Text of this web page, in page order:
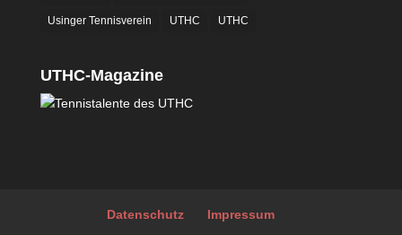
Usinger Tennisverein UTHC UTHC
UTHC-Magazine
Datenschutz Impressum